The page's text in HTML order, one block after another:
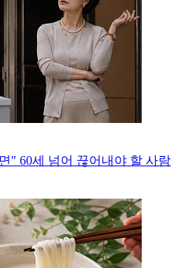
" 60세 넘어 끊어내야 할 사람